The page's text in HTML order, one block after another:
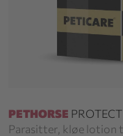
PETHORSE
Parasitter, kløe lotion